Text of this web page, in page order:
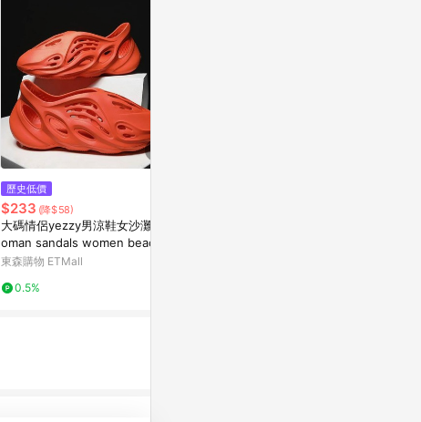
歷史低價
$233 (降$58)
大碼情侶yezzy男涼鞋女沙灘鞋R
oman sandals women beach s
hoes
東森購物 ETMall
0.5%